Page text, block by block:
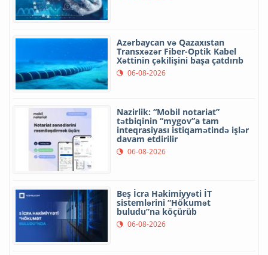
Azərbaycan və Qazaxıstan
Transxəzər Fiber-Optik Kabel
Xəttinin çəkilişini başa çatdırıb
06-08-2026
Nazirlik: “Mobil notariat”
tətbiqinin “mygov”a tam
inteqrasiyası istiqamətində işlər
davam etdirilir
06-08-2026
Beş İcra Hakimiyyəti İT
sistemlərini “Hökumət
buludu”na köçürüb
06-08-2026